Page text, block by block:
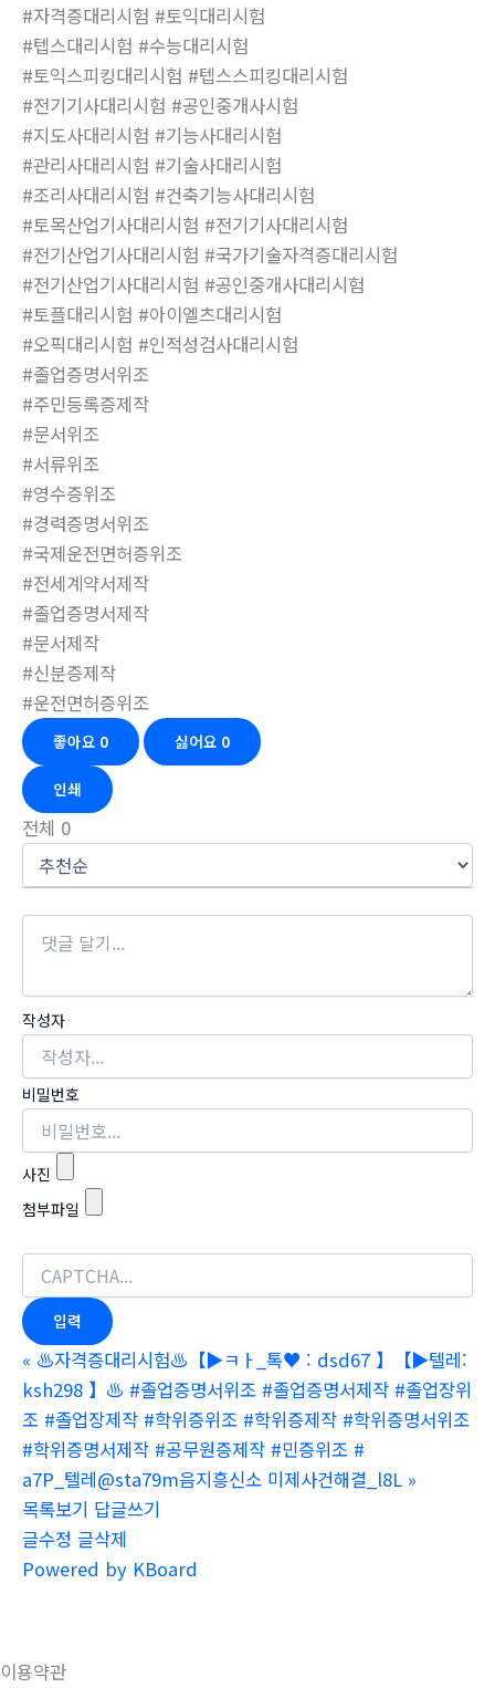
#자격증대리시험 #토익대리시험
#텝스대리시험 #수능대리시험
#토익스피킹대리시험 #텝스스피킹대리시험
#전기기사대리시험 #공인중개사시험
#지도사대리시험 #기능사대리시험
#관리사대리시험 #기술사대리시험
#조리사대리시험 #건축기능사대리시험
#토목산업기사대리시험 #전기기사대리시험
#전기산업기사대리시험 #국가기술자격증대리시험
#전기산업기사대리시험 #공인중개사대리시험
#토플대리시험 #아이엘츠대리시험
#오픽대리시험 #인적성검사대리시험
#졸업증명서위조
#주민등록증제작
#문서위조
#서류위조
#영수증위조
#경력증명서위조
#국제운전면허증위조
#전세계약서제작
#졸업증명서제작
#문서제작
#신분증제작
#운전면허증위조
좋아요 0 싫어요 0
인쇄
전체 0
작성자
비밀번호
사진
첨부파일
« ♨️자격증대리시험♨️【▶ㅋㅏ_톡♥ : dsd67 】【▶텔레:
ksh298 】♨️ #졸업증명서위조 #졸업증명서제작 #졸업장위
조 #졸업장제작 #학위증위조 #학위증제작 #학위증명서위조
#학위증명서제작 #공무원증제작 #민증위조 #
a7P_텔레@sta79m음지흥신소 미제사건해결_l8L »
목록보기 답글쓰기
글수정 글삭제
Powered by KBoard
이용약관